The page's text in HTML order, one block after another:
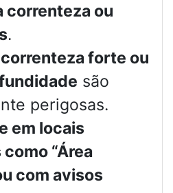
correnteza ou
.
correnteza forte ou
são
perigosas.
em locais
“Área
com avisos